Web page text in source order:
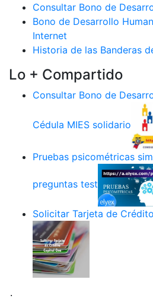
Consultar Bono de
Bono de Desarrollo
Internet
Historia de las Banderas
Lo + Compartido
Consultar Bono de
Cédula MIES solidario
Pruebas psicométricas
preguntas test
Solicitar Tarjeta de
.